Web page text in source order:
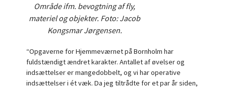
Område ifm. bevogtning af fly,
materiel og objekter. Foto: Jacob
Kongsmar Jørgensen.
“Opgaverne for Hjemmeværnet på Bornholm har
fuldstændigt ændret karakter. Antallet af øvelser og
indsættelser er mangedobbelt, og vi har operative
indsættelser i ét væk. Da jeg tiltrådte for et par år siden,